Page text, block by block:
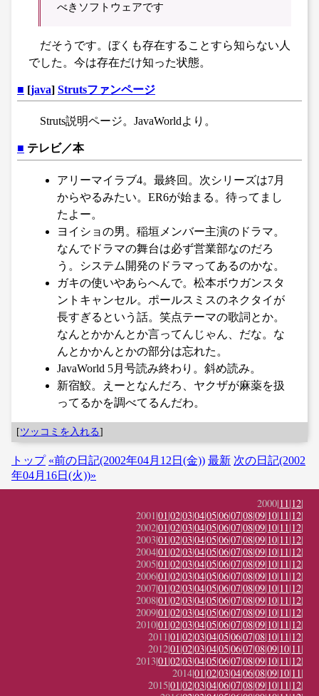
べきソフトウェアです
だそうです。ぼくも存在することすら知らない人
でした。今は存在だけ知った状態。
■ [java] Strutsファンページ
Struts説明ページ。JavaWorldより。
■ テレビ／本
アリーマイラブ4。最終回。次シリーズは7月
からやるみたい。ER6が始まる。待ってまし
たよー。
ヨイショの男。稲垣メンバー主演のドラマ。
なんでドラマの舞台は必ず営業部なのだろ
う。システム開発のドラマってあるのかな。
ガキの使いやあらへんで。松本ボウガンスタ
ントキャンセル。ポールスミスのネクタイが
長すぎるという話。笑点テーマの歌詞とか。
なんとかかんとか言ってんじゃん、だな。な
んとかかんとかの部分は忘れた。
JavaWorld 5月号読み終わり。斜め読み。
新宿鮫。えーとなんだろ、ヤクザが麻薬を扱
ってるかを調べてるんだわ。
[ツッコミを入れる]
トップ «前の日記(2002年04月12日(金)) 最新 次の日記(2002
年04月16日(火))»
2000|11|12|
2001|01|02|03|04|05|06|07|08|09|10|11|12|
2002|01|02|03|04|05|06|07|08|09|10|11|12|
2003|01|02|03|04|05|06|07|08|09|10|11|12|
2004|01|02|03|04|05|06|07|08|09|10|11|12|
2005|01|02|03|04|05|06|07|08|09|10|11|12|
2006|01|02|03|04|05|06|07|08|09|10|11|12|
2007|01|02|03|04|05|06|07|08|09|10|11|12|
2008|01|02|03|04|05|06|07|08|09|10|11|12|
2009|01|02|03|04|05|06|07|08|09|10|11|12|
2010|01|02|03|04|05|06|07|08|09|10|11|12|
2011|01|02|03|04|05|06|07|08|10|11|12|
2012|01|02|03|04|05|06|07|08|09|10|11|
2013|01|02|03|04|05|06|07|08|09|10|11|12|
2014|01|02|03|04|06|08|09|10|11|
2015|01|02|03|04|06|07|08|09|10|11|12|